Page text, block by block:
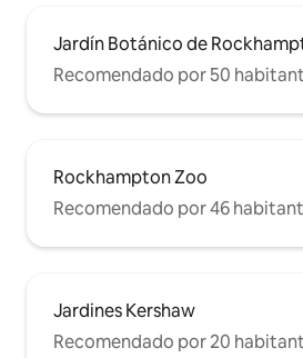
Jardín Botánico de
Recomendado por 50
Rockhampton Zoo
Recomendado por 46
Jardines Kershaw
Recomendado por 20